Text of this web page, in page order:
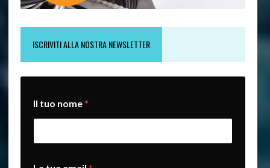
ISCRIVITI ALLA NOSTRA NEWSLETTER
a
e
a
l
Il tuo nome*